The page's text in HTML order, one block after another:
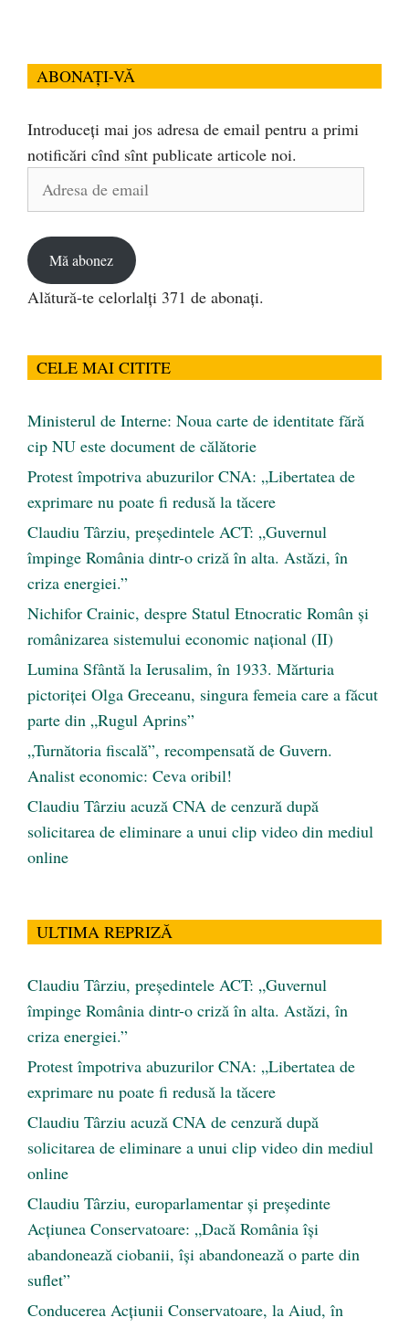
ABONAȚI-VĂ
Introduceți mai jos adresa de email pentru a primi
notificări cînd sînt publicate articole noi.
Adresa
Mă abonez
Alătură-te celorlalți 371 de abonați.
CELE MAI CITITE
Ministerul de Interne: Noua carte de identitate fără
cip NU este document de călătorie
Protest împotriva abuzurilor CNA: „Libertatea de
exprimare nu poate fi redusă la tăcere
Claudiu Târziu, președintele ACT: „Guvernul
împinge România dintr-o criză în alta. Astăzi, în
criza energiei.”
Nichifor Crainic, despre Statul Etnocratic Român şi
românizarea sistemului economic naţional (II)
Lumina Sfântă la Ierusalim, în 1933. Mărturia
pictoriței Olga Greceanu, singura femeia care a făcut
parte din „Rugul Aprins”
„Turnătoria fiscală”, recompensată de Guvern.
Analist economic: Ceva oribil!
Claudiu Târziu acuză CNA de cenzură după
solicitarea de eliminare a unui clip video din mediul
online
ULTIMA REPRIZĂ
Claudiu Târziu, președintele ACT: „Guvernul
împinge România dintr-o criză în alta. Astăzi, în
criza energiei.”
Protest împotriva abuzurilor CNA: „Libertatea de
exprimare nu poate fi redusă la tăcere
Claudiu Târziu acuză CNA de cenzură după
solicitarea de eliminare a unui clip video din mediul
online
Claudiu Târziu, europarlamentar și președinte
Acțiunea Conservatoare: „Dacă România își
abandonează ciobanii, își abandonează o parte din
suflet”
Conducerea Acțiunii Conservatoare, la Aiud, în